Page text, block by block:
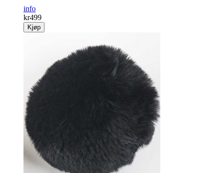
Universalmixer
Lag deilig og sunn mat og drikke med denne smarte mikseren.
info
499
Kjøp